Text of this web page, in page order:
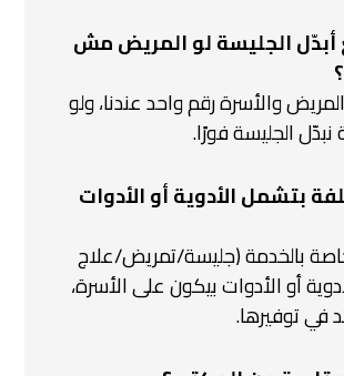
الجليسة لو المريض مش
والأسرة رقم واحد عندنا، ولو
الجليسة فورًا.
بتشمل الأدوية أو الأدوات
خاصة بالخدمة (جليسة/تمريض/علاج
أو الأدوات بيكون على الأسرة،
في توفيرها.